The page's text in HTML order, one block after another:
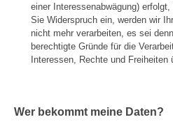
einer Interessenabwägung)
Sie Widerspruch ein, werden wir
nicht mehr verarbeiten, es sei
berechtigte Gründe für die
Interessen, Rechte und Freiheiten
Wer bekommt meine Daten?